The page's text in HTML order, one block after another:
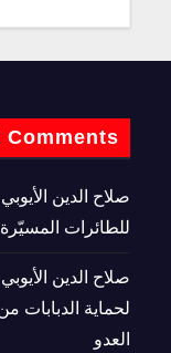
Comments
صلاح الدين الأيوبي
للطائرات
صلاح الدين الأيوبي
لحماية الدبابات
العدو